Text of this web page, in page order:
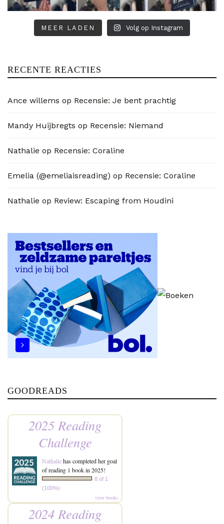
MEER LADEN Volg op Instagram
RECENTE REACTIES
Ance willems op Recensie: Je bent prachtig
Mandy Huijbregts op Recensie: Niemand
Nathalie op Recensie: Coraline
Emelia (@emeliaisreading) op Recensie: Coraline
Nathalie op Review: Escaping from Houdini
GOODREADS
2025 Reading
Challenge
Nathaliehas completed her goal
of reading 1 book in 2025!
8 of 1
(100%)
view books
2024 Reading